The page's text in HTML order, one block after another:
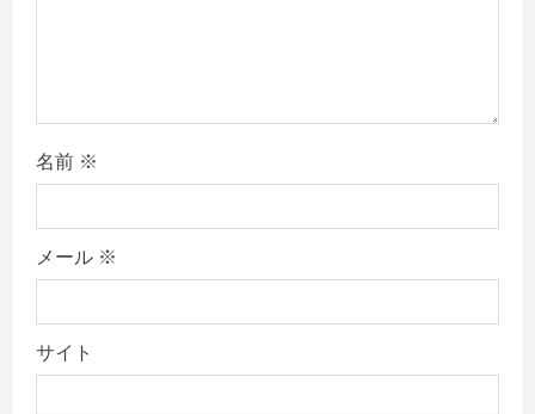
名前 ※
メール ※
サイト